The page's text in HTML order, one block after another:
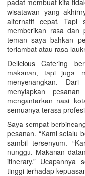
padat membuat kita
wisatawan yang
alternatif cepat. Tapi
memberikan rasa dan
teman saya bahkan
terlambat atau rasa
Delicious Catering
makanan, tapi juga
menyenangkan.
menyiapkan
mengantarkan nasi
semuanya terasa
Saya sempat
pesanan. “Kami selalu
sambil tersenyum.
nunggu. Makanan
itinerary.” Ucapannya
tinggi terhadap